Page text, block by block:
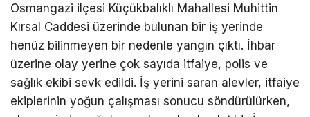
Osmangazi ilçesi Küçükbalıklı Mahallesi Muhittin
Kırsal Caddesi üzerinde bulunan bir iş yerinde
henüz bilinmeyen bir nedenle yangın çıktı. İhbar
üzerine olay yerine çok sayıda itfaiye, polis ve
sağlık ekibi sevk edildi. İş yerini saran alevler, itfaiye
ekiplerinin yoğun çalışması sonucu söndürülürken,